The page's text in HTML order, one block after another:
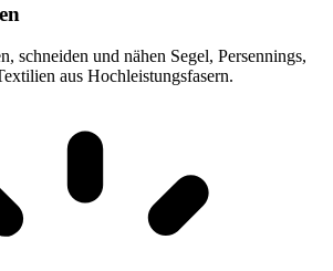
schneiden und nähen Segel, Persennings,
aus Hochleistungsfasern.